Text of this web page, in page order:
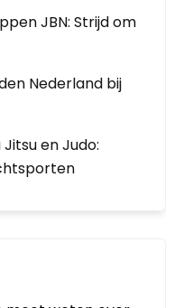
JBN: Strijd om
Nederland bij
en Judo: